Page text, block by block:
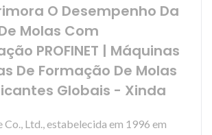
O Desempenho Da
Molas Com
PROFINET | Máquinas
De Formação De Molas
Globais - Xinda
Ltd., estabelecida em 1996 em